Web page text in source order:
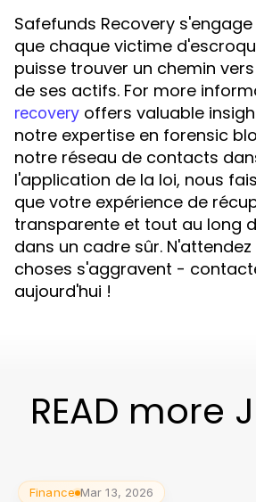
Safefunds Recovery
que chaque victime
puisse trouver un chemin
de ses actifs. For more
recovery offers valuable
notre expertise en forensic
notre réseau de contacts
l'application de la loi, nous
que votre expérience de
transparente et tout au long
dans un cadre sûr.
choses s'aggravent -
aujourd'hui !
READ more
Finance Mar 13, 2026